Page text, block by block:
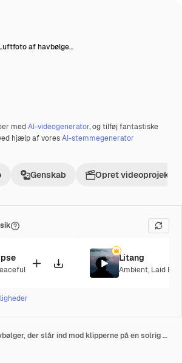
af havbølge…
medAI-videogenerator, og tilføj fantastiske
hjælp af voresAI-stemmegenerator
Genskab Opret videoprojekt
Litang
Ambient, Laid
Luftfoto af havbølger, der slår ind mod klipperne på en solrig dag